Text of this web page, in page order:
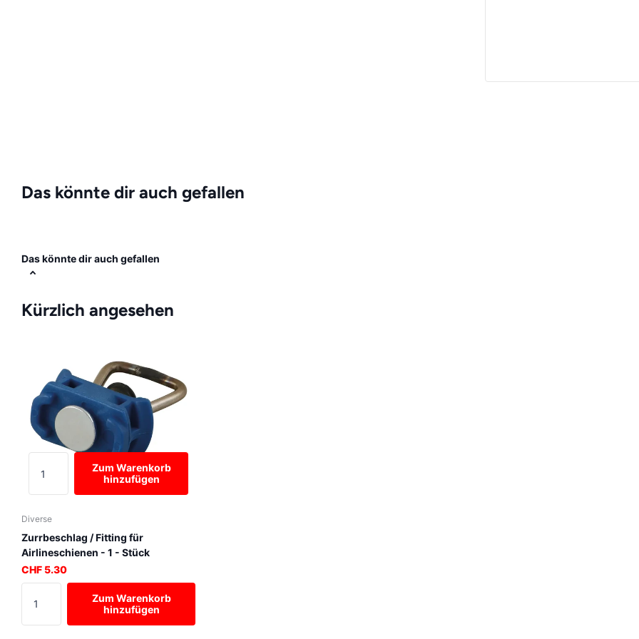
Das könnte dir auch gefallen
Das könnte dir auch gefallen
Kürzlich angesehen
Zum Warenkorb
hinzufügen
Diverse
Zurrbeschlag / Fitting für
Airlineschienen - 1 - Stück
CHF 5.30
Zum Warenkorb
hinzufügen